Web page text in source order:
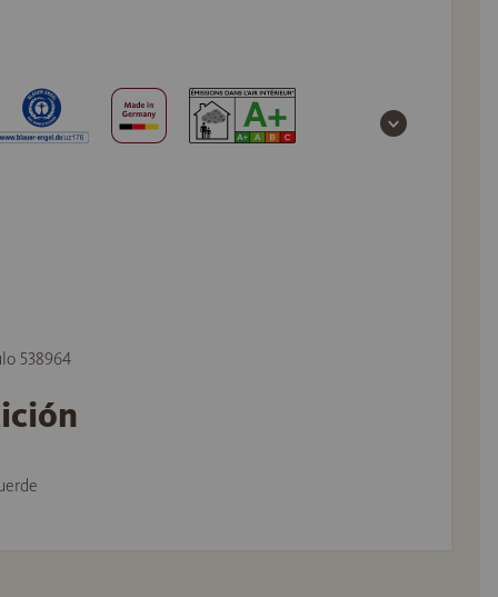
538964